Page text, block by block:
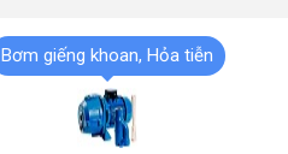
Bơm giếng khoan, Hỏa tiễn